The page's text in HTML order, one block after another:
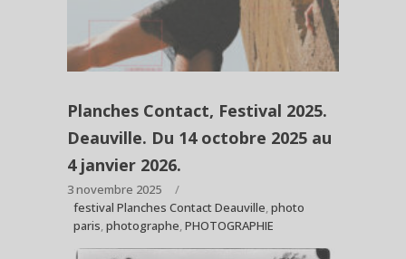
Planches Contact, Festival 2025.
Deauville. Du 14 octobre 2025 au
4 janvier 2026.
3 novembre 2025
festival Planches Contact Deauville,photo
paris,photographe,PHOTOGRAPHIE